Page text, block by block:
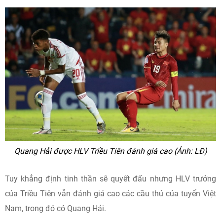
Quang Hải được HLV Triều Tiên đánh giá cao (Ảnh: LĐ)
Tuy khẳng định tinh thần sẽ quyết đấu nhưng HLV trưởng
của Triều Tiên vẫn đánh giá cao các cầu thủ của tuyển Việt
Nam, trong đó có Quang Hải.